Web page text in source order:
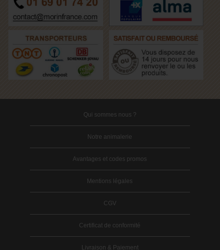
Qui sommes nous ?
Notre animalerie
Avantages et codes promos
Mentions légales
CGV
Certificat de conformité
Livraison & Paiement